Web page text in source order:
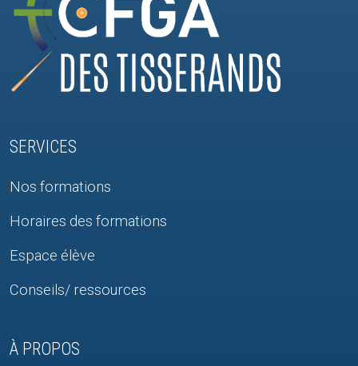
SERVICES
Nos formations
Horaires des formations
Espace élève
Conseils/ ressources
À PROPOS